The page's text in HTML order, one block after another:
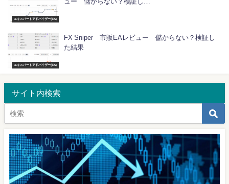
エキスパートアドバイザー(EA)
エキスパートアドバイザー(EA)
FX Sniper 市販EAレビュー 儲からない？検証し
た結果
サイト内検索